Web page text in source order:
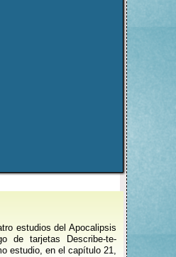
estudios del Apocalipsis
de tarjetas Describe-te-
estudio, en el capítulo 21,